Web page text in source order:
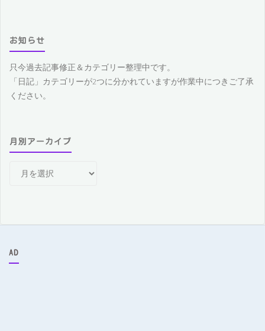
お知らせ
只今過去記事修正＆カテゴリー整理中です。
「日記」カテゴリーが2つに分かれていますが作業中につきご了承
ください。
月別アーカイブ
カ
ブ
AD